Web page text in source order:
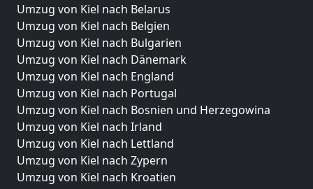
Umzug von Kiel nach Belarus
Umzug von Kiel nach Belgien
Umzug von Kiel nach Bulgarien
Umzug von Kiel nach Dänemark
Umzug von Kiel nach England
Umzug von Kiel nach Portugal
Umzug von Kiel nach Bosnien und Herzegowina
Umzug von Kiel nach Irland
Umzug von Kiel nach Lettland
Umzug von Kiel nach Zypern
Umzug von Kiel nach Kroatien